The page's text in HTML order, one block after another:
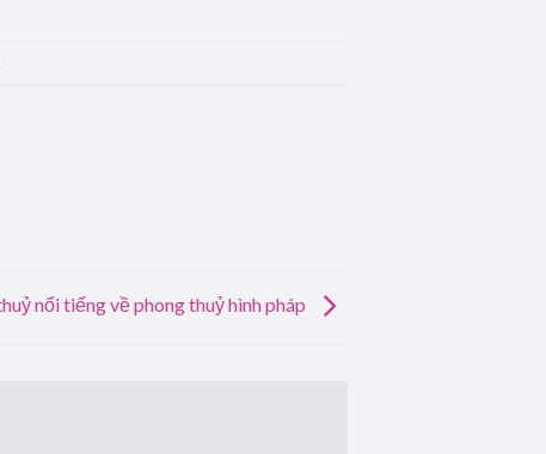
nổi tiếng về phong thuỷ hình pháp